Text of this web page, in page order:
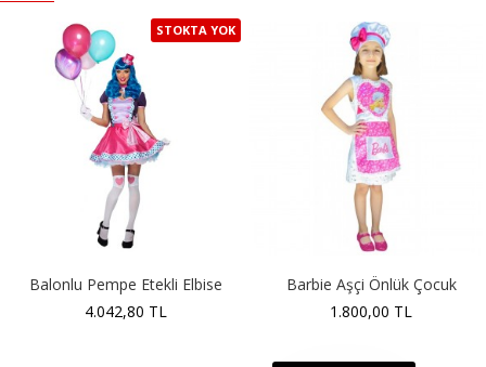
STOKTA YOK
Balonlu Pempe Etekli Elbise
4.042,80 TL
Barbie Aşçi Önlük Çocuk
1.800,00 TL